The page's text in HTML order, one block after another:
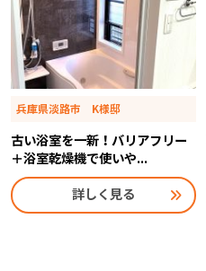
兵庫県淡路市 K様邸
古い浴室を一新！バリアフリー
＋浴室乾燥機で使いや...
詳しく見る